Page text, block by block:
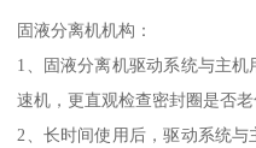
固液分离机机构：
1、固液分离机驱动系统与主
速机，更直观检查密封圈是否老
2、长时间使用后，驱动系统